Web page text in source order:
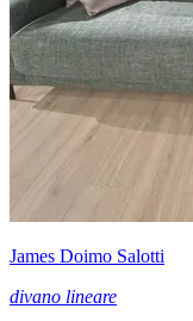
James Doimo Salotti
divano lineare